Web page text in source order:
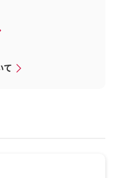
て